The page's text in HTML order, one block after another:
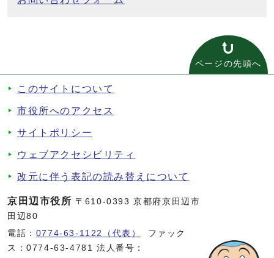
ページの先頭へ
このサイトについて
市役所へのアクセス
サイトポリシー
ウェブアクセシビリティ
改元に伴う表記の読み替えについて
京田辺市役所 〒610-0393 京都府京田辺市
田辺80
電話： 0774-63-1122（代表）
ファック
ス：0774-63-4781 法人番号：